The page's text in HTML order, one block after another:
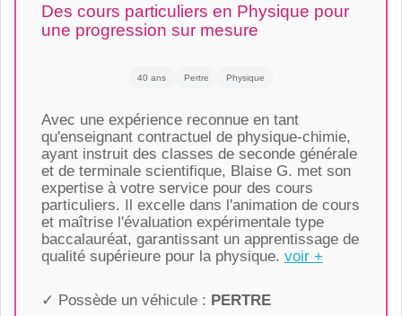
Des cours particuliers en Physique pour
une progression sur mesure
40 ans Pertre Physique
Avec une expérience reconnue en tant
qu'enseignant contractuel de physique-chimie,
ayant instruit des classes de seconde générale
et de terminale scientifique, Blaise G. met son
expertise à votre service pour des cours
particuliers. Il excelle dans l'animation de cours
et maîtrise l'évaluation expérimentale type
baccalauréat, garantissant un apprentissage de
qualité supérieure pour la physique. voir +
✓ Possède un véhicule : PERTRE